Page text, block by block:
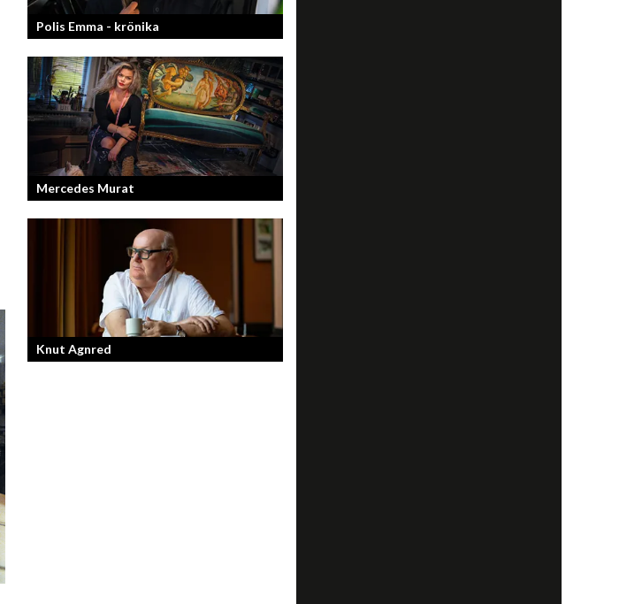
Polis Emma - krönika
Kan jag snälla få prata med dig igen, för du va
så bra att prata med.
Mercedes Murat
Konstnären som balanserar känslofylld konst
med hårt fysiskt arbete.
Knut Agnred